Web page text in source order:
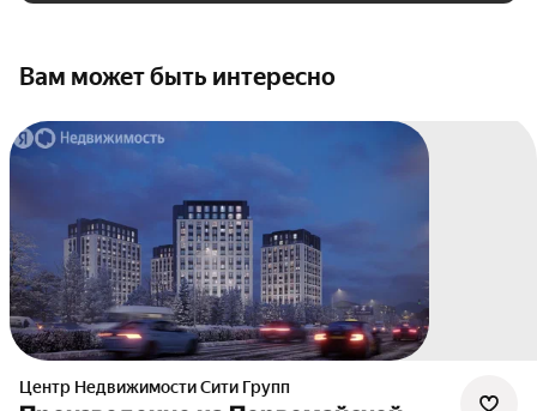
Вам может быть интересно
Центр Недвижимости Сити Групп